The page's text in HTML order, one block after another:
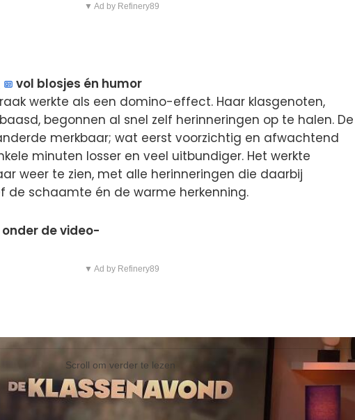
▼ Ad by Refinery89
vol blosjes én humor
werkte als een domino-effect. Haar klasgenoten,
begonnen al snel zelf herinneringen op te halen. De
merkbaar; wat eerst voorzichtig en afwachtend
minuten losser en veel uitbundiger. Het werkte
weer te zien, met alle herinneringen die daarbij
de schaamte én de warme herkenning.
de video-
▼ Ad by Refinery89
Scroll om verder te lezen